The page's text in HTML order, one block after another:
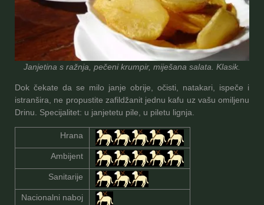
Janjetina s ražnja, pečeni krumpir, miješana salata. Klasik.
Dok čekate da se milo janje obrije, očisti, natakari, ispeče i
istranšira, ne propustite zafildžanit jednu kafu uz vašu omiljenu
Drinu. Specijalitet: u janjetetu pile, u piletu lignja.
Hrana
Ambijent
Sanitarije
Nacionalni naboj